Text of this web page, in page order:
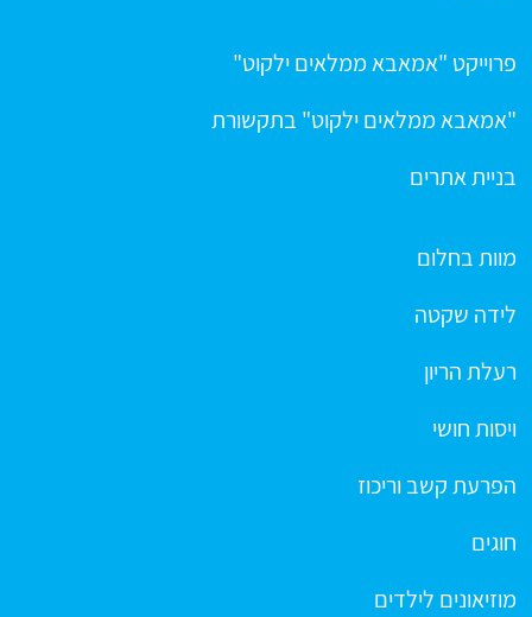
פרוייקט "אמאבא ממלאים ילקוט"
"אמאבא ממלאים ילקוט" בתקשורת
בניית אתרים
מוות בחלום
לידה שקטה
רעלת הריון
ויסות חושי
הפרעת קשב וריכוז
חוגים
מוזיאונים לילדים